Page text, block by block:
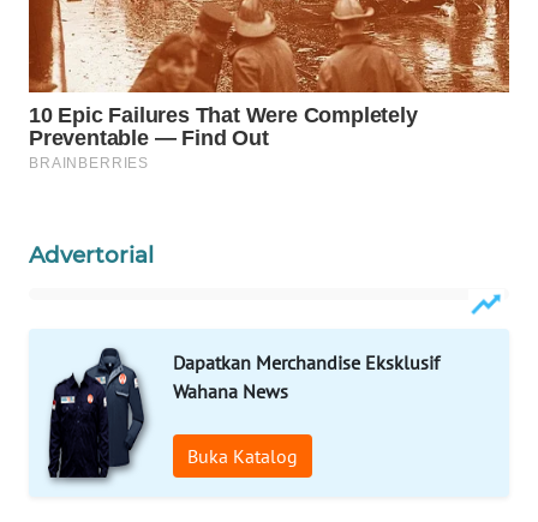
Advertorial
Dapatkan Merchandise Eksklusif
Wahana News
Buka Katalog
WAHANA
INFRASTRUKTUR
WAHANA
KONSUMEN
LISTRIK
TRAVEL
WAHANA
TV
WAHANANEWS